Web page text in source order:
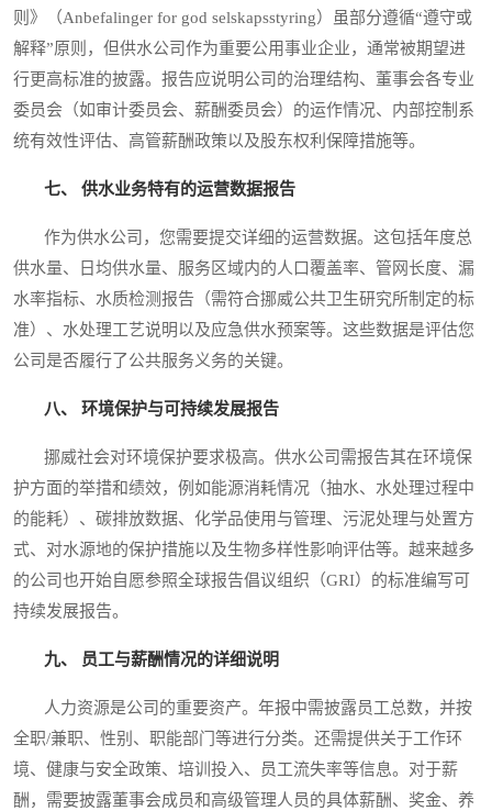
则》（Anbefalinger for god selskapsstyring）虽部分遵循“遵守或
解释”原则，但供水公司作为重要公用事业企业，通常被期望进
行更高标准的披露。报告应说明公司的治理结构、董事会各专业
委员会（如审计委员会、薪酬委员会）的运作情况、内部控制系
统有效性评估、高管薪酬政策以及股东权利保障措施等。
七、 供水业务特有的运营数据报告
作为供水公司，您需要提交详细的运营数据。这包括年度总
供水量、日均供水量、服务区域内的人口覆盖率、管网长度、漏
水率指标、水质检测报告（需符合挪威公共卫生研究所制定的标
准）、水处理工艺说明以及应急供水预案等。这些数据是评估您
公司是否履行了公共服务义务的关键。
八、 环境保护与可持续发展报告
挪威社会对环境保护要求极高。供水公司需报告其在环境保
护方面的举措和绩效，例如能源消耗情况（抽水、水处理过程中
的能耗）、碳排放数据、化学品使用与管理、污泥处理与处置方
式、对水源地的保护措施以及生物多样性影响评估等。越来越多
的公司也开始自愿参照全球报告倡议组织（GRI）的标准编写可
持续发展报告。
九、 员工与薪酬情况的详细说明
人力资源是公司的重要资产。年报中需披露员工总数，并按
全职/兼职、性别、职能部门等进行分类。还需提供关于工作环
境、健康与安全政策、培训投入、员工流失率等信息。对于薪
酬，需要披露董事会成员和高级管理人员的具体薪酬、奖金、养